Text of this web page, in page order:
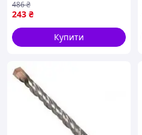
та сплавів із кутом
заточування 135 градусів
243 ₴
486₴
Купити